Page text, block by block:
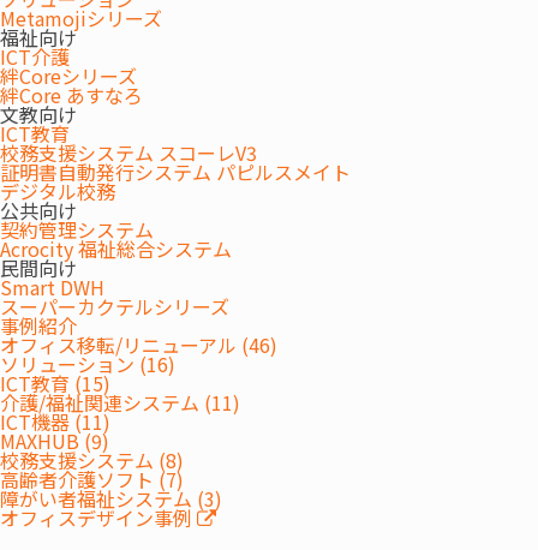
Metamojiシリーズ
福祉向け
ICT介護
絆Coreシリーズ
絆Core あすなろ
文教向け
ICT教育
校務支援システム スコーレV3
証明書自動発行システム パピルスメイト
デジタル校務
公共向け
契約管理システム
Acrocity 福祉総合システム
民間向け
Smart DWH
スーパーカクテルシリーズ
事例紹介
オフィス移転/リニューアル (46)
ソリューション (16)
ICT教育 (15)
介護/福祉関連システム (11)
ICT機器 (11)
MAXHUB (9)
校務支援システム (8)
高齢者介護ソフト (7)
障がい者福祉システム (3)
オフィスデザイン事例
5000万画素・広角130度の2眼カメラ